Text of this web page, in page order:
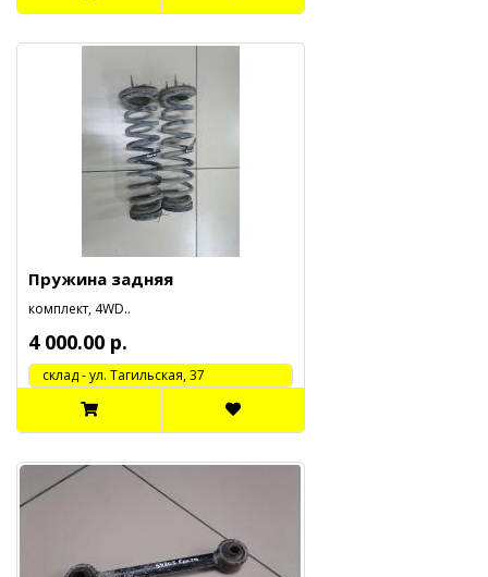
Пружина задняя
комплект, 4WD..
4 000.00 р.
cклад - ул. Тагильская, 37